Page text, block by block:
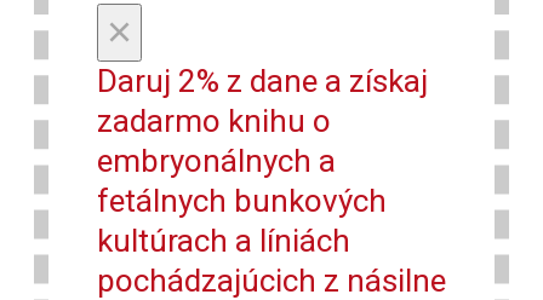
×
Daruj 2% z dane a získaj
zadarmo knihu o
embryonálnych a
fetálnych bunkových
kultúrach a líniách
pochádzajúcich z násilne